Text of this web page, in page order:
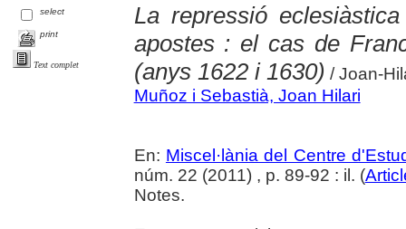
select
print
Text complet
La repressió
apostes : el cas de
(anys 1622 i 1630) / Joan-
Muñoz i Sebastià, Joan Hilari
En: Miscel·lània del Centre
núm. 22 (2011) , p. 89-92 : il. (
Notes.